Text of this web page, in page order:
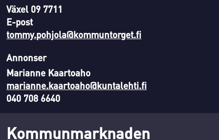
Växel 09 7711
E-post
tommy.pohjola@kommuntorget.fi
Annonser
Marianne Kaartoaho
marianne.kaartoaho@kuntalehti.fi
040 708 6640
Kommunmarknaden